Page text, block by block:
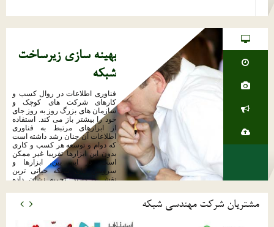
بهینه سازی زیرساخت
شبکه
فناوری اطلاعات در روال کسب و
کارهای شرکت های کوچک و
سازمان های بزرگ روز به روز جای
خود را بیشتر باز می کند. استفاده
از ابزارهای مرتبط به فناوری
اطلاعات آن چنان رشد داشته است
که دوام و توسعه هر کسب و کاری
بدون این ابزارها تقریبا غیر ممکن
است. در این بین، ابزارها و
سرویس های شبکه حیاتی ترین
نقش را دارند. تجربه نشان داده
متناسب با نیازهای خود بهره می
را افزایش دهند.
مشتریان شرکت مهندسی شبکه